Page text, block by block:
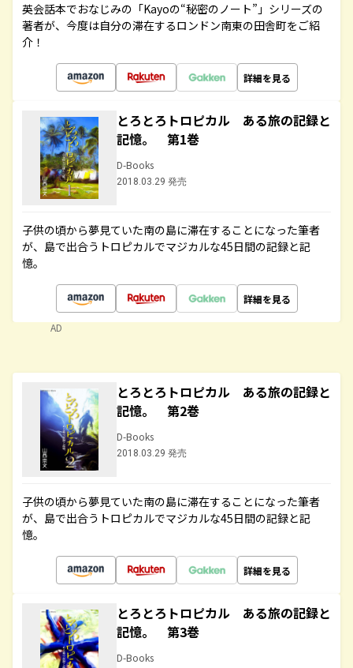
英会話本でおなじみの「Kayoの“秘密のノート”」シリーズの
著者が、今度は自分の滞在するロンドン南東の田舎町をご紹
介！
詳細を見る
とろとろトロピカル ある旅の記録と
記憶。 第1巻
D-Books
2018.03.29 発売
子供の頃から夢見ていた南の島に滞在することになった筆者
が、島で出合うトロピカルでマジカルな45日間の記録と記
憶。
詳細を見る
AD
とろとろトロピカル ある旅の記録と
記憶。 第2巻
D-Books
2018.03.29 発売
子供の頃から夢見ていた南の島に滞在することになった筆者
が、島で出合うトロピカルでマジカルな45日間の記録と記
憶。
詳細を見る
とろとろトロピカル ある旅の記録と
記憶。 第3巻
D-Books